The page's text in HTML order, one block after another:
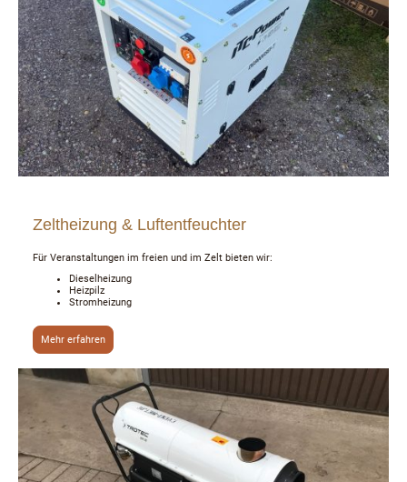
Zeltheizung & Luftentfeuchter
Für Veranstaltungen im freien und im Zelt bieten wir:
Dieselheizung
Heizpilz
Stromheizung
Mehr erfahren